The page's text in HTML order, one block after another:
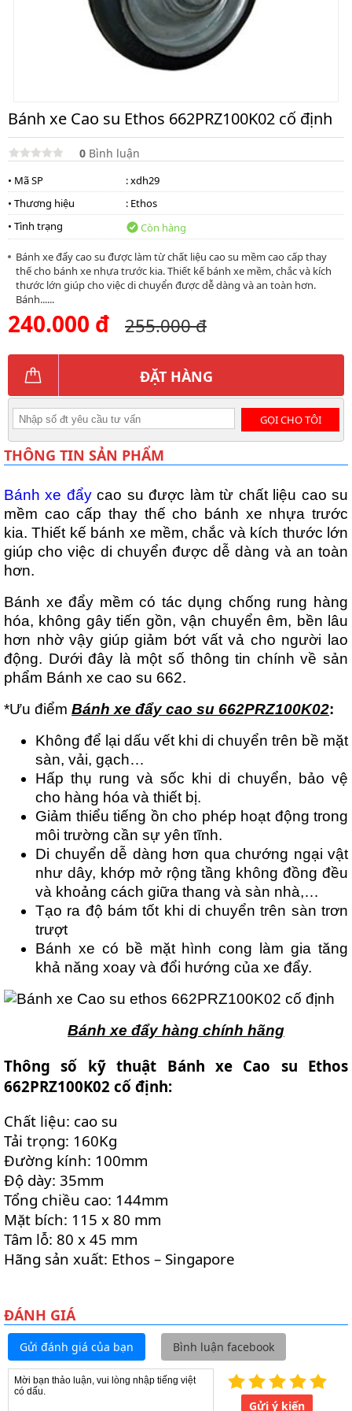
Bánh xe Cao su Ethos 662PRZ100K02 cố định
0 Bình luận
• Mã SP
: xdh29
• Thương hiệu
: Ethos
• Tình trạng
Còn hàng
Bánh xe đẩy cao su được làm từ chất liệu cao su mềm cao cấp thay
thế cho bánh xe nhựa trước kia. Thiết kế bánh xe mềm, chắc và kích
thước lớn giúp cho việc di chuyển được dễ dàng và an toàn hơn.
Bánh......
240.000 đ 255.000 đ
ĐẶT HÀNG
GỌI CHO TÔI
THÔNG TIN SẢN PHẨM
Bánh xe đẩycao su được làm từ chất liệu cao su
mềm cao cấp thay thế cho bánh xe nhựa trước
kia. Thiết kế bánh xe mềm, chắc và kích thước lớn
giúp cho việc di chuyển được dễ dàng và an toàn
hơn.
Bánh xe đẩy mềm có tác dụng chống rung hàng
hóa, không gây tiến gồn, vận chuyển êm, bền lâu
hơn nhờ vậy giúp giảm bớt vất vả cho người lao
động. Dưới đây là một số thông tin chính về sản
phẩm Bánh xe cao su 662.
*Ưu điểm Bánh xe đẩy cao su 662PRZ100K02:
Không để lại dấu vết khi di chuyển trên bề mặt
sàn, vải, gạch…
Hấp thụ rung và sốc khi di chuyển, bảo vệ
cho hàng hóa và thiết bị.
Giảm thiểu tiếng ồn cho phép hoạt động trong
môi trường cần sự yên tĩnh.
Di chuyển dễ dàng hơn qua chướng ngại vật
như dây, khớp mở rộng tầng không đồng đều
và khoảng cách giữa thang và sàn nhà,…
Tạo ra độ bám tốt khi di chuyển trên sàn trơn
trượt
Bánh xe có bề mặt hình cong làm gia tăng
khả năng xoay và đổi hướng của xe đẩy.
Bánh xe đẩy hàng chính hãng
Thông số kỹ thuật Bánh xe Cao su Ethos
662PRZ100K02 cố định:
Chất liệu: cao su
Tải trọng: 160Kg
Đường kính: 100mm
Độ dày: 35mm
Tổng chiều cao: 144mm
Mặt bích: 115 x 80 mm
Tâm lỗ: 80 x 45 mm
Hãng sản xuất: Ethos – Singapore
ĐÁNH GIÁ
Gửi đánh giá của bạn Bình luận facebook
Gửi ý kiến